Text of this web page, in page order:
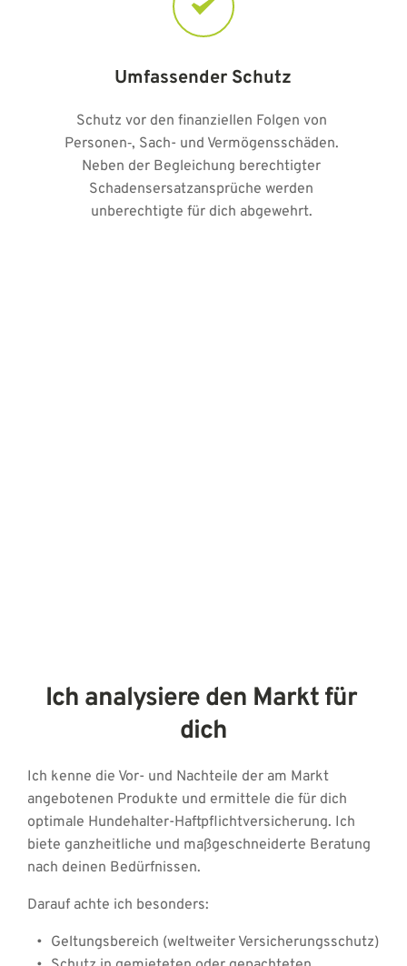
Umfassender Schutz
Schutz vor den finanziellen Folgen von
Personen‑, Sach- und Vermögensschäden.
Neben der Begleichung berechtigter
Schadensersatzansprüche werden
unberechtigte für dich abgewehrt.
Ich analysiere den Markt für
dich
Ich kenne die Vor- und Nachteile der am Markt
angebotenen Produkte und ermittele die für dich
optimale Hundehalter-Haftpflichtversicherung. Ich
biete ganzheitliche und maßgeschneiderte Beratung
nach deinen Bedürfnissen.
Darauf achte ich besonders:
Geltungsbereich (weltweiter Versicherungsschutz)